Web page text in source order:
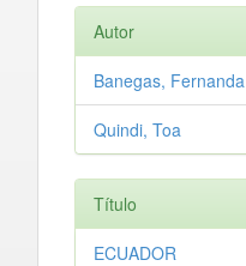
Autor
Banegas, Fernanda
Quindi, Toa
Título
ECUADOR